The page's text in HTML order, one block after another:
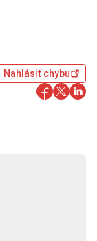
Nahlásiť chybu